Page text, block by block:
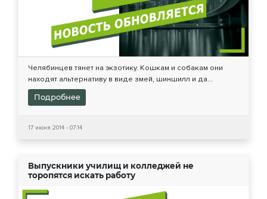
Челябинцев тянет на экзотику. Кошкам и собакам они
находят альтернативу в виде змей, шиншилл и да...
Подробнее
17 июня 2014 - 07:14
Выпускники училищ и колледжей не
торопятся искать работу